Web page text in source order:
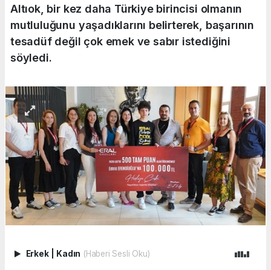
Altıok, bir kez daha Türkiye birincisi olmanın
mutluluğunu yaşadıklarını belirterek, başarının
tesadüf değil çok emek ve sabır istediğini
söyledi.
Erkek Kadın (Haberi Sesli Oku)